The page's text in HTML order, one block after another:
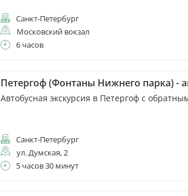
Санкт-Петербург
Московский вокзал
6 часов
Петергоф (Фонтаны Нижнего парка) -
Автобусная экскурсия в Петергоф с
Санкт-Петербург
ул. Думская, 2
5 часов 30 минут